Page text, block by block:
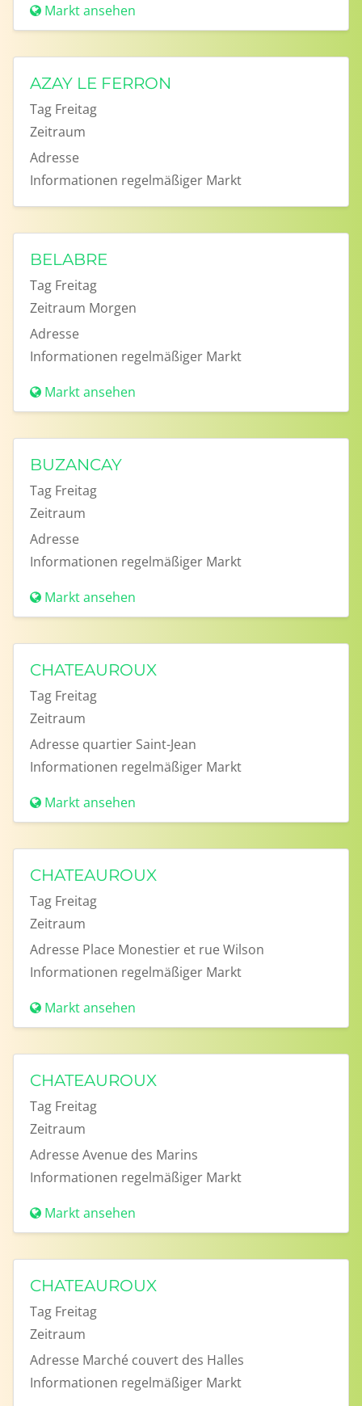
Markt ansehen
AZAY LE FERRON
Tag Freitag
Zeitraum
Adresse
Informationen regelmäßiger Markt
BELABRE
Tag Freitag
Zeitraum Morgen
Adresse
Informationen regelmäßiger Markt
Markt ansehen
BUZANCAY
Tag Freitag
Zeitraum
Adresse
Informationen regelmäßiger Markt
Markt ansehen
CHATEAUROUX
Tag Freitag
Zeitraum
Adresse quartier Saint-Jean
Informationen regelmäßiger Markt
Markt ansehen
CHATEAUROUX
Tag Freitag
Zeitraum
Adresse Place Monestier et rue Wilson
Informationen regelmäßiger Markt
Markt ansehen
CHATEAUROUX
Tag Freitag
Zeitraum
AdresseAvenue des Marins
Informationen regelmäßiger Markt
Markt ansehen
CHATEAUROUX
Tag Freitag
Zeitraum
Adresse Marché couvert des Halles
Informationen regelmäßiger Markt